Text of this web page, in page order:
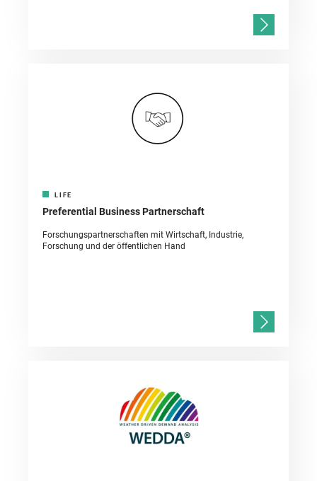
LIFE
Preferential Business Partnerschaft
Forschungspartnerschaften mit Wirtschaft, Industrie,
Forschung und der öffentlichen Hand